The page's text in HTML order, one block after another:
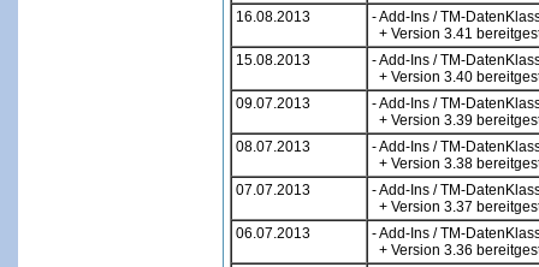
16.08.2013
- Add-Ins / TM-
+ Version 3.41
15.08.2013
- Add-Ins / TM-
+ Version 3.40
09.07.2013
- Add-Ins / TM-
+ Version 3.39
08.07.2013
- Add-Ins / TM-
+ Version 3.38
07.07.2013
- Add-Ins / TM-
+ Version 3.37
06.07.2013
- Add-Ins / TM-
+ Version 3.36